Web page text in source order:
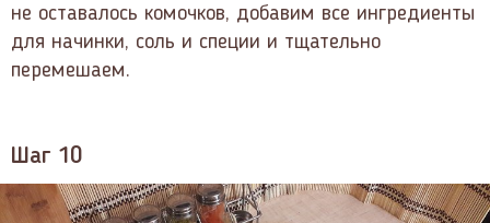
не оставалось комочков, добавим все ингредиенты
для начинки, соль и специи и тщательно
перемешаем.
Шаг 10